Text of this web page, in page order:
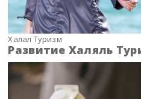
Халал Туризм
Развитие Халяль